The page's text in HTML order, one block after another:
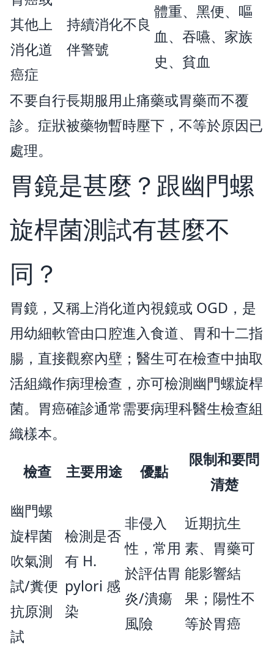
其他上
消化道
癌症
持續消化不良
伴警號
體重、黑便、嘔
血、吞嚥、家族
史、貧血
不要自行長期服用止痛藥或胃藥而不覆
診。症狀被藥物暫時壓下，不等於原因已
處理。
胃鏡是甚麼？跟幽門螺
旋桿菌測試有甚麼不
同？
胃鏡，又稱上消化道內視鏡或 OGD，是
用幼細軟管由口腔進入食道、胃和十二指
腸，直接觀察內壁；醫生可在檢查中抽取
活組織作病理檢查，亦可檢測幽門螺旋桿
菌。胃癌確診通常需要病理科醫生檢查組
織樣本。
檢查
主要用途 優點
限制和要問
清楚
幽門螺
旋桿菌
吹氣測
試/糞便
抗原測
試
檢測是否
有 H.
pylori 感
染
非侵入
性，常用
於評估胃
炎/潰瘍
風險
近期抗生
素、胃藥可
能影響結
果；陽性不
等於胃癌